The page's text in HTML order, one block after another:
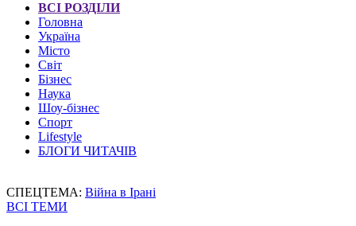
ВСІ РОЗДІЛИ
Головна
Україна
Місто
Світ
Бізнес
Наука
Шоу-бізнес
Спорт
Lifestyle
БЛОГИ ЧИТАЧІВ
СПЕЦТЕМА: Війна в Ірані
ВСІ ТЕМИ